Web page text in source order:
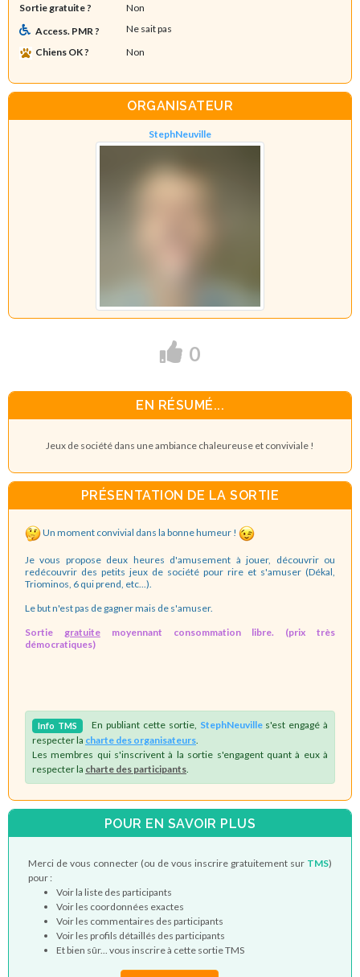
Sortie gratuite ?
Non
Access. PMR ?
Ne sait pas
Chiens OK ?
Non
ORGANISATEUR
StephNeuville
0
EN RÉSUMÉ...
Jeux de société dans une ambiance chaleureuse et conviviale !
PRÉSENTATION DE LA SORTIE
Un moment convivial dans la bonne humeur !
Je vous propose deux heures d'amusement à jouer, découvrir ou
redécouvrir des petits jeux de société pour rire et s'amuser (Dékal,
Triominos, 6 qui prend, etc...).
Le but n'est pas de gagner mais de s'amuser.
Sortie gratuitemoyennant consommation libre. (prix très
démocratiques)
Info TMS En publiant cette sortie, StephNeuvilles'est engagé à
respecter la charte des organisateurs
Les membres qui s'inscrivent à la sortie s'engagent quant à eux à
respecter la charte des participants
POUR EN SAVOIR PLUS
Merci de vous connecter (ou de vous inscrire gratuitement sur TMS)
pour :
Voir la liste des participants
Voir les coordonnées exactes
Voir les commentaires des participants
Voir les profils détaillés des participants
Et bien sûr... vous inscrire à cette sortie TMS